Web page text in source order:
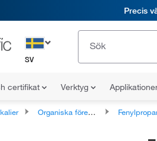
Precis
SV
certifikat Verktyg
Organiska föreningar Fenylpropanoider och